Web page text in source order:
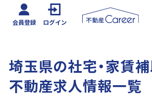
会員登録 ログイン
埼玉県の社宅・家賃
不動産求人情報一覧